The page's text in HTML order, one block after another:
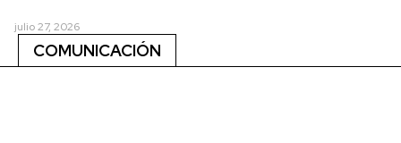
julio 27, 2026
COMUNICACIÓN